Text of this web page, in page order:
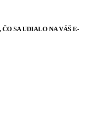
SA UDIALO NA VÁŠ E-